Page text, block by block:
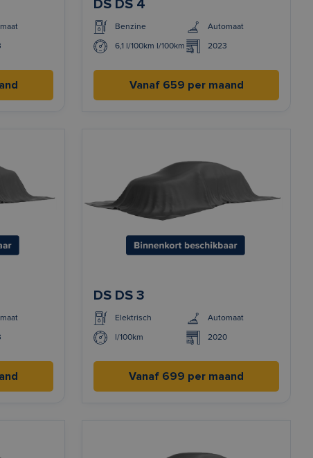
DS DS 4
Benzine Automaat
6,1 l/100km l/100km 2023
Vanaf 659 per maand
DS DS 3
Elektrisch Automaat
l/100km 2020
Vanaf 699 per maand